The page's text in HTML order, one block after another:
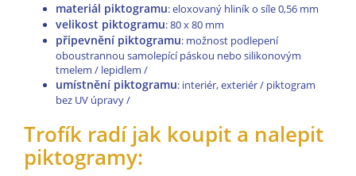
materiál piktogramu: eloxovaný hliník o síle 0,56 mm
velikost piktogramu: 80 x 80 mm
připevnění piktogramu: možnost podlepení
oboustrannou samolepící páskou nebo silikonovým
tmelem / lepidlem /
umístnění piktogramu: interiér, exteriér / piktogram
bez UV úpravy /
Trofík radí jak koupit a nalepit
piktogramy: